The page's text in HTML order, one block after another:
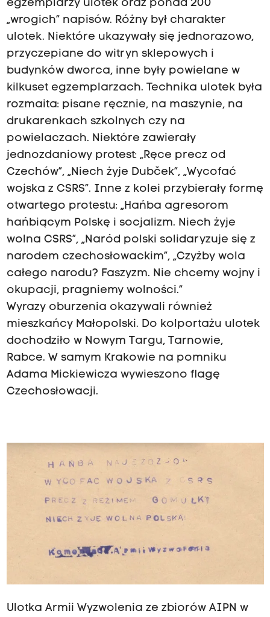
egzemplarzy ulotek oraz ponad 200
„wrogich” napisów. Różny był charakter
ulotek. Niektóre ukazywały się jednorazowo,
przyczepiane do witryn sklepowych i
budynków dworca, inne były powielane w
kilkuset egzemplarzach. Technika ulotek była
rozmaita: pisane ręcznie, na maszynie, na
drukarenkach szkolnych czy na
powielaczach. Niektóre zawierały
jednozdaniowy protest: „Ręce precz od
Czechów”, „Niech żyje Dubček”, „Wycofać
wojska z CSRS”. Inne z kolei przybierały formę
otwartego protestu: „Hańba agresorom
hańbiącym Polskę i socjalizm. Niech żyje
wolna CSRS”, „Naród polski solidaryzuje się z
narodem czechosłowackim”, „Czyżby wola
całego narodu? Faszyzm. Nie chcemy wojny i
okupacji, pragniemy wolności.”
Wyrazy oburzenia okazywali również
mieszkańcy Małopolski. Do kolportażu ulotek
dochodziło w Nowym Targu, Tarnowie,
Rabce. W samym Krakowie na pomniku
Adama Mickiewicza wywieszono flagę
Czechosłowacji.
Ulotka Armii Wyzwolenia ze zbiorów AIPN w